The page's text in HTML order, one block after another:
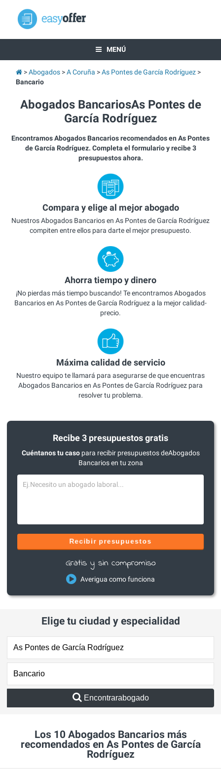
MENÚ
Abogados A Coruña
As Pontes de García Rodríguez
Bancario
Abogados BancariosAs Pontes de
García Rodríguez
Encontramos Abogados Bancarios recomendados en As Pontes
de García Rodríguez. Completa el formulario y recibe 3
presupuestos ahora.
Compara y elige al mejor abogado
Nuestros Abogados Bancarios en As Pontes de García Rodríguez
compiten entre ellos para darte el mejor presupuesto.
Ahorra tiempo y dinero
¡No pierdas más tiempo buscando! Te encontramos Abogados
Bancarios en As Pontes de García Rodríguez a la mejor calidad-
precio.
Máxima calidad de servicio
Nuestro equipo te llamará para asegurarse de que encuentras
Abogados Bancarios en As Pontes de García Rodríguez para
resolver tu problema.
Recibe 3 presupuestos gratis
Cuéntanos tu casopara recibir presupuestos deAbogados
Bancarios en tu zona
Recibir presupuestos
Gratis y sin compromiso
Averigua como funciona
Elige tu ciudad y especialidad
Encontrarabogado
Los 10 Abogados Bancarios más
recomendados en As Pontes de García
Rodríguez